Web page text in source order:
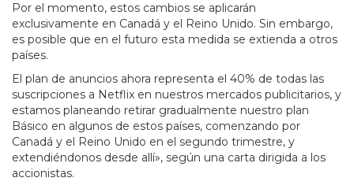
Por el momento, estos cambios se aplicarán
exclusivamente en Canadá y el Reino Unido. Sin embargo,
es posible que en el futuro esta medida se extienda a otros
países.
El plan de anuncios ahora representa el 40% de todas las
suscripciones a Netflix en nuestros mercados publicitarios, y
estamos planeando retirar gradualmente nuestro plan
Básico en algunos de estos países, comenzando por
Canadá y el Reino Unido en el segundo trimestre, y
extendiéndonos desde allí», según una carta dirigida a los
accionistas.